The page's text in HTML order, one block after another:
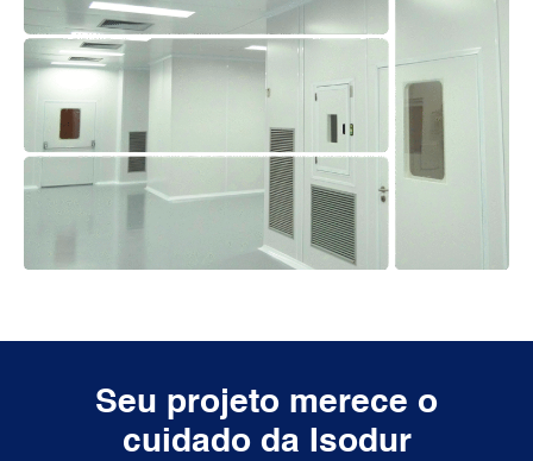
Seu projeto merece o
cuidado da Isodur